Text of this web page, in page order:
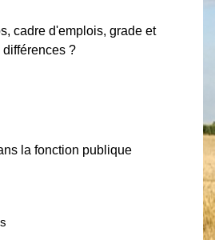
cadre d'emplois, grade et
?
la fonction publique